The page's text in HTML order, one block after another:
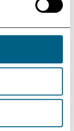
er
gir også
i forholdet,
eller mønstre,.